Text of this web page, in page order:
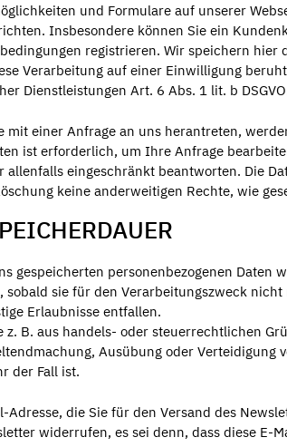
und Formulare auf unserer
Insbesondere können Sie ein
registrieren. Wir speichern hier
Verarbeitung auf einer Einwilligung
Dienstleistungen Art. 6 Abs. 1 lit. b
mit einer Anfrage an uns herantreten,
ist erforderlich, um Ihre Anfrage
allenfalls eingeschränkt beantworten. Die
keine anderweitigen Rechte, wie
gespeicherten personenbezogenen Daten
sobald sie für den Verarbeitungszweck
Erlaubnisse entfallen.
z. B. aus handels- oder steuerrechtlichen
Ausübung oder Verteidigung
der Fall ist.
Adresse, die Sie für den Versand des
widerrufen, es sei denn, dass diese E-